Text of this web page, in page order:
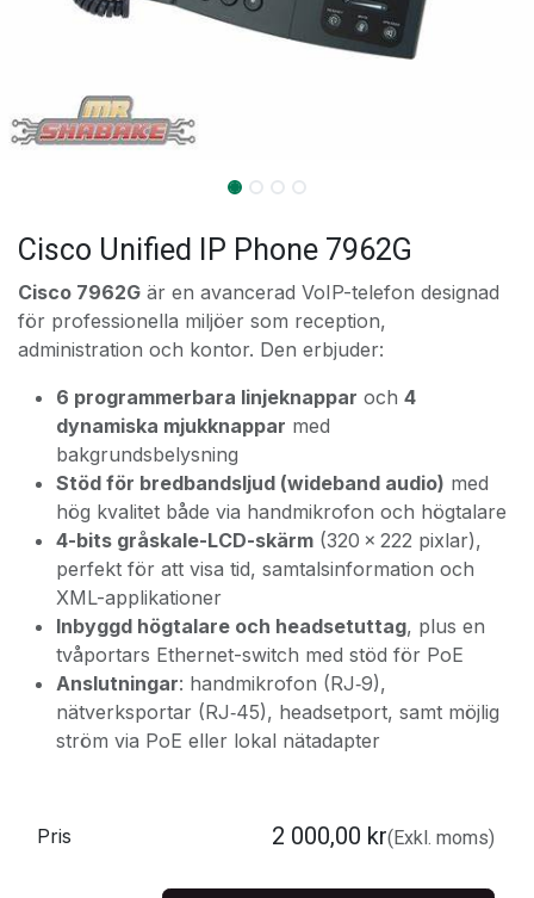
Cisco Unified IP Phone 7962G
Cisco 7962G är en avancerad VoIP-telefon designad
för professionella miljöer som reception,
administration och kontor. Den erbjuder:
6 programmerbara linjeknappar och 4
dynamiska mjukknappar med
bakgrundsbelysning
Stöd för bredbandsljud (wideband audio) med
hög kvalitet både via handmikrofon och högtalare
4-bits gråskale-LCD-skärm (320 × 222 pixlar),
perfekt för att visa tid, samtalsinformation och
XML-applikationer
Inbyggd högtalare och headsetuttag, plus en
tvåportars Ethernet-switch med stöd för PoE
Anslutningar: handmikrofon (RJ‑9),
nätverksportar (RJ‑45), headsetport, samt möjlig
ström via PoE eller lokal nätadapter
Pris 2 000,00 kr(Exkl. moms)